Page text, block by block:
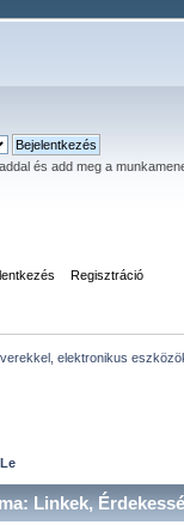
és add meg a
Regisztráció
elektronikus
Le
Linkek,